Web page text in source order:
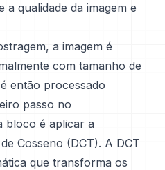
a qualidade da imagem e
a imagem é
com tamanho de
então processado
passo no
bloco é aplicar a
Cosseno (DCT). A DCT
que transforma os